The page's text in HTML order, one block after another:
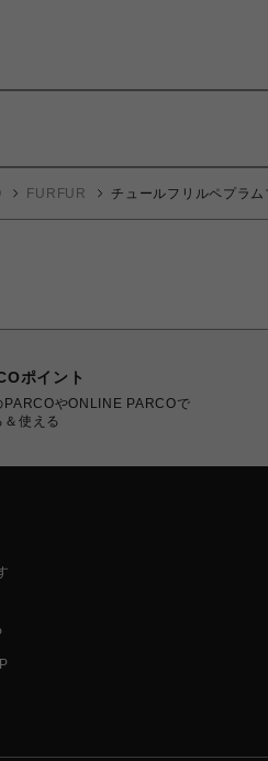
FURFUR チュールフリルペプラム
ポイント
PARCOやONLINE PARCOで
＆使える